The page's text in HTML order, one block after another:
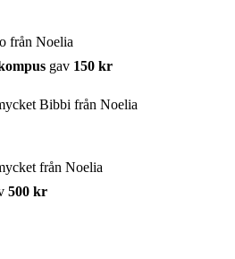
från Noelia
gav 150 kr
Bibbi från Noelia
från Noelia
500 kr